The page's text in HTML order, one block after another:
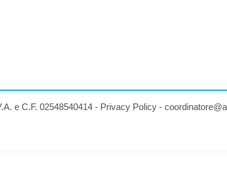
e C.F. 02548540414 - Privacy Policy -